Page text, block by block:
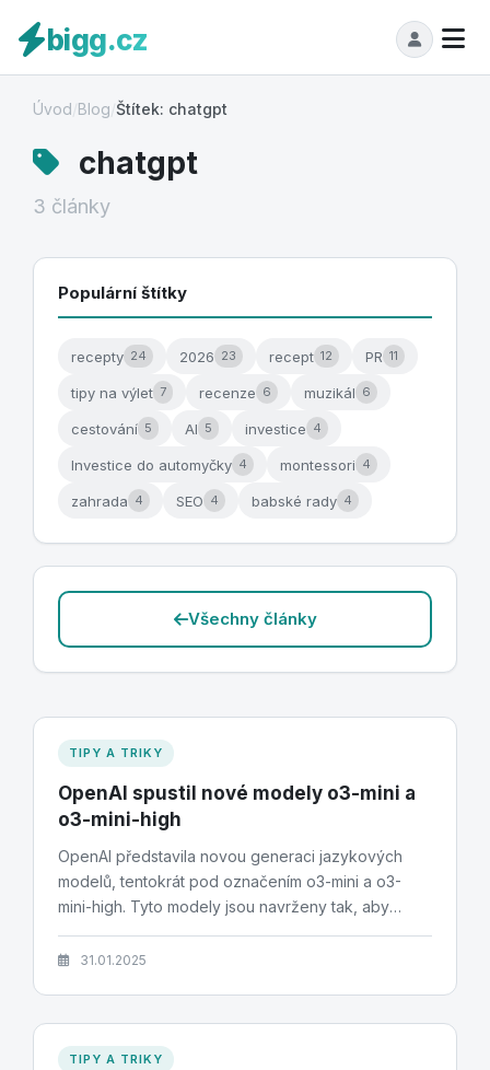
bigg.cz
Úvod Blog Štítek: chatgpt
chatgpt
3 články
TIPY A TRIKY
OpenAI spustil nové modely o3-mini a
o3-mini-high
OpenAI představila novou generaci jazykových
modelů, tentokrát pod označením o3-mini a o3-
mini-high. Tyto modely jsou navrženy tak, aby
nabídly...
31.01.2025
TIPY A TRIKY
Populární štítky
recepty 24 2026 23 recept 12 PR 11
tipy na výlet 7 recenze 6 muzikál 6
cestování 5 AI 5 investice 4
Investice do automyčky 4 montessori 4
zahrada 4 SEO 4 babské rady 4
Všechny články